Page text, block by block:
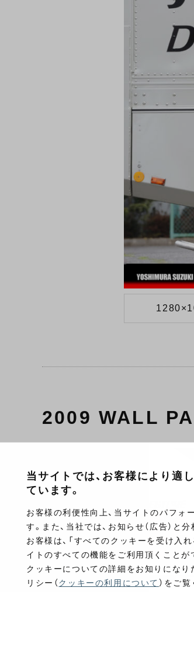
2009 WALL
当サイトでは、お客様により適
ています。
お客様の利便性向上、当サイトのパフォ
す。また、当社では、お知らせ（広告）
お客様は、「すべてのクッキーを受け入
イトのすべての機能をご利用頂くことが
クッキーについての詳細をお知りになり
リシー（クッキーの利用について ）をご覧